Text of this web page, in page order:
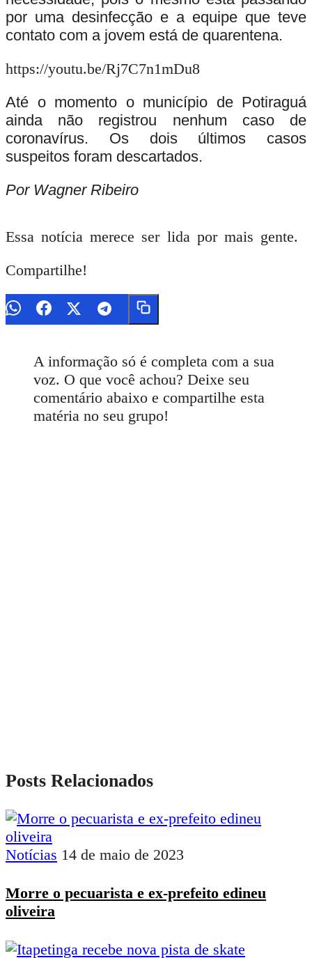
por uma desinfecção e a equipe que teve
contato com a jovem está de quarentena.
https://youtu.be/Rj7C7n1mDu8
Até o momento o município de Potiraguá
ainda não registrou nenhum caso de
coronavírus. Os dois últimos casos
suspeitos foram descartados.
Por Wagner Ribeiro
Essa notícia merece ser lida por mais gente.
Compartilhe!
A informação só é completa com a sua
voz. O que você achou? Deixe seu
comentário abaixo e compartilhe esta
matéria no seu grupo!
Posts Relacionados
Notícias 14 de maio de 2023
Morre o pecuarista e ex-prefeito edineu
oliveira